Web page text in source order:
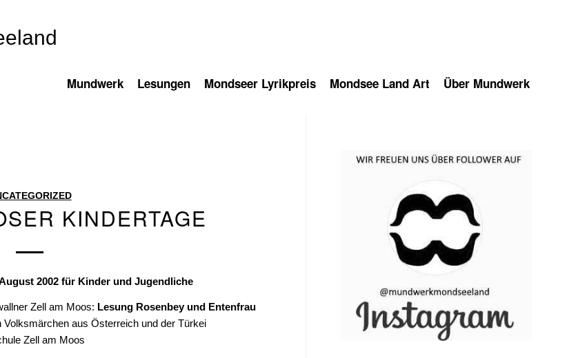
Mundwerk Lesungen Mondseer Lyrikpreis Mondsee Land Art Über Mundwerk
KINDERTAGE
2002 für Kinder und Jugendliche
Zell am Moos: Lesung Rosenbey und Entenfrau
aus Österreich und der Türkei
Zell am Moos